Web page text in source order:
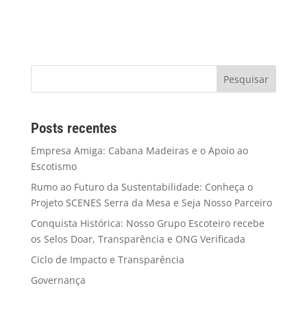
Posts recentes
Empresa Amiga: Cabana Madeiras e o Apoio ao
Escotismo
Rumo ao Futuro da Sustentabilidade: Conheça o
Projeto SCENES Serra da Mesa e Seja Nosso Parceiro
Conquista Histórica: Nosso Grupo Escoteiro recebe
os Selos Doar, Transparência e ONG Verificada
Ciclo de Impacto e Transparência
Governança